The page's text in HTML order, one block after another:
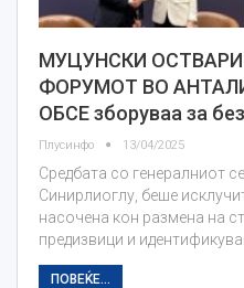
МУЦУНСКИ
ФОРУМОТ ВО
ОБСЕ зборуваа за
Плусинфо 13/04/2025
Средбата со генералниот
Синирлиоглу, беше
насочена кон размена на
предизвици и
ПОВЕЌЕ...